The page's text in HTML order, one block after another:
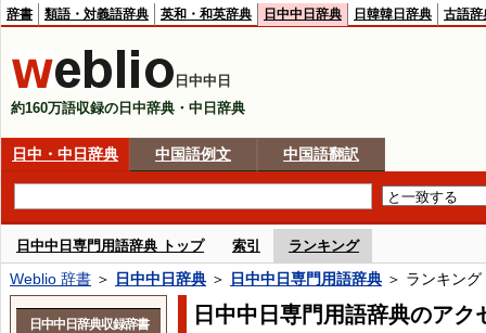
辞書 類語・対義語辞典 英和・和英辞典 日中中日辞典 日韓韓日辞典 古語辞
日中中日
約160万語収録の日中辞典・中日辞典
日中・中日辞典 中国語例文 中国語翻訳
日中中日専門用語辞典 トップ 索引 ランキング
Weblio 辞書 ＞ 日中中日辞典 ＞ 日中中日専門用語辞典 ＞ ランキング
日中中日専門用語辞典のアク
日中中日辞典収録辞書